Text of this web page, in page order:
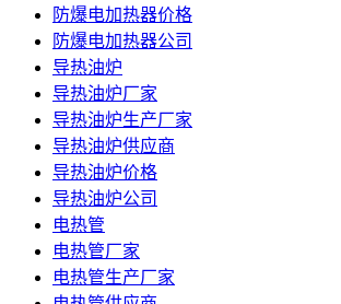
防爆电加热器价格
防爆电加热器公司
导热油炉
导热油炉厂家
导热油炉生产厂家
导热油炉供应商
导热油炉价格
导热油炉公司
电热管
电热管厂家
电热管生产厂家